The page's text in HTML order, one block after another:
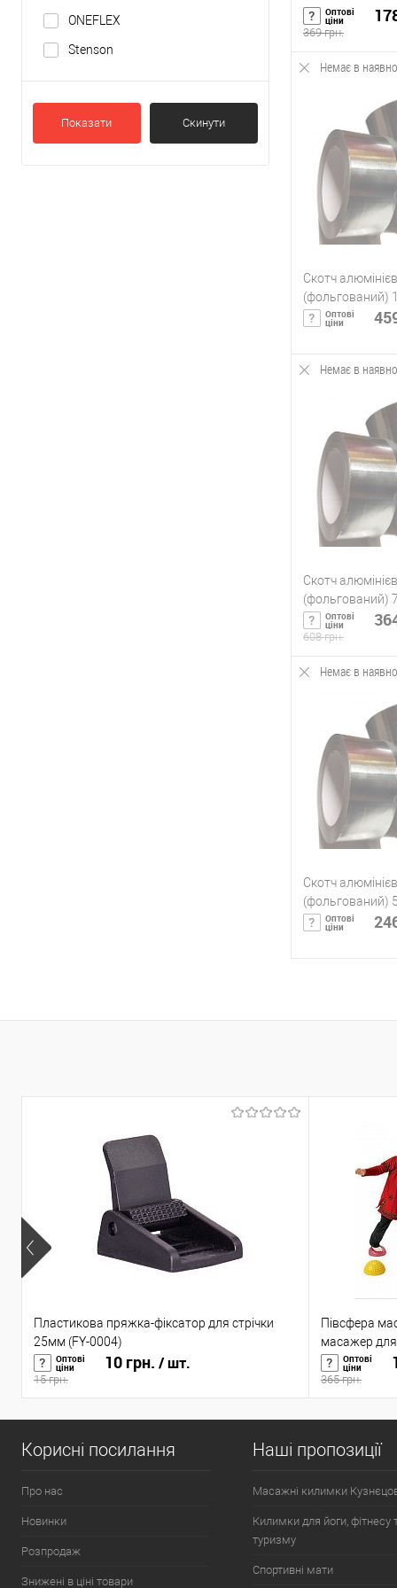
ONEFLEX
Stenson
Показати Скинути
армуючої
(40м)
Оптові
ціни
369 грн.
Купить в 1 клик
В избранное
Немає в
Скотч
(фольгований)
Оптові
ціни
Купить в 1 клик
В избранное
Немає в
Скотч
(фольгований)
Оптові
ціни
608 грн.
Купить в 1 клик
В избранное
Немає в
Скотч
(фольгований)
Оптові
ціни
Пластикова пряжка-фіксатор для стрічки
25мм (FY-0004)
Оптові
ціни 10 грн. / шт.
15 грн.
Півсфера
масажер для
Оптові
ціни
365 грн.
Корисні посилання
Про нас
Новинки
Розпродаж
Знижені в ціні товари
Наші пропозиції
Масажні килимки
Килимки для йоги, фітнесу
туризму
Спортивні мати